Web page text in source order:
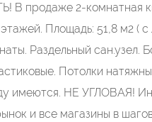
продаже 2-комнатная
Площадь: 51,8 м2 (
Раздельный сан.узел.
Потолки
имеются. НЕ УГЛОВАЯ!
и все магазины в